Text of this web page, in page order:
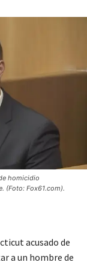
homicidio
(Foto: Fox61.com).
acusado de
a un hombre de